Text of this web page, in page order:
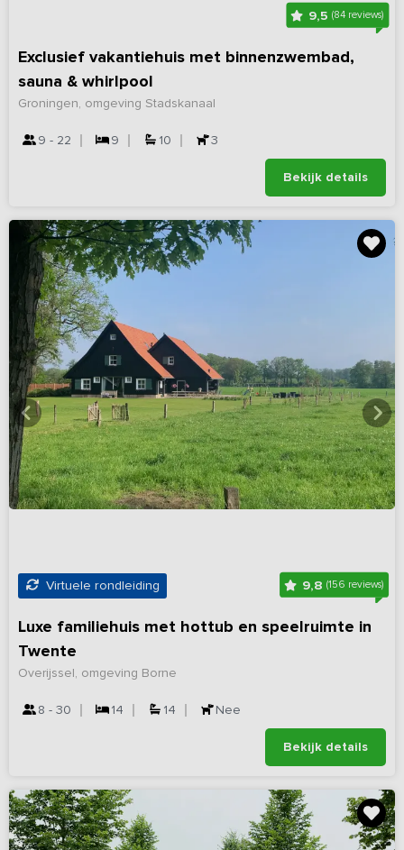
9,5(84 reviews)
Exclusief vakantiehuis met binnenzwembad,
sauna & whirlpool
Groningen, omgeving Stadskanaal
9 - 22 9 10 3
Bekijk details
Virtuele rondleiding 9,8 (156 reviews)
Luxe familiehuis met hottub en speelruimte in
Twente
Overijssel, omgeving Borne
8 - 30 14 14 Nee
Bekijk details